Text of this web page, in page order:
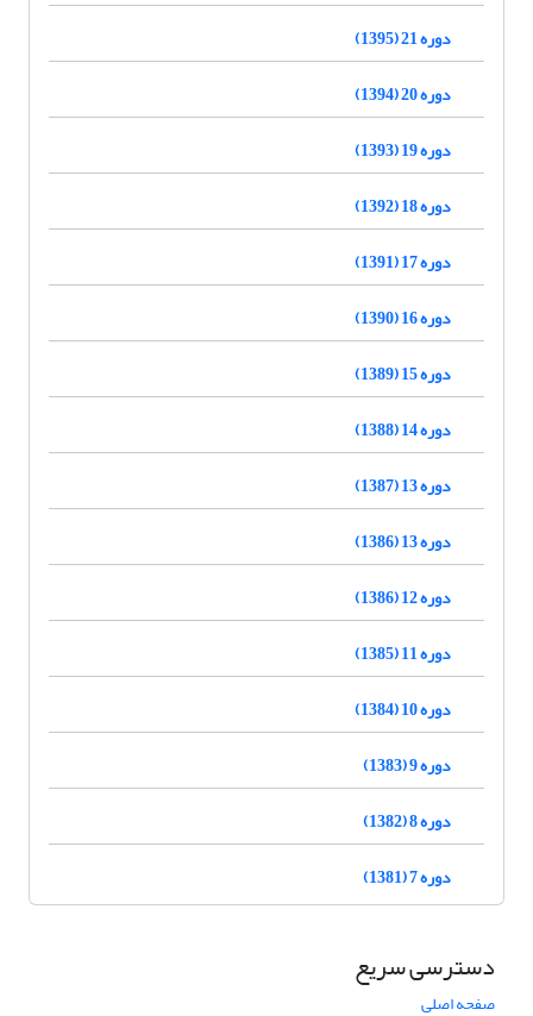
دوره 21 (1395)
دوره 20 (1394)
دوره 19 (1393)
دوره 18 (1392)
دوره 17 (1391)
دوره 16 (1390)
دوره 15 (1389)
دوره 14 (1388)
دوره 13 (1387)
دوره 13 (1386)
دوره 12 (1386)
دوره 11 (1385)
دوره 10 (1384)
دوره 9 (1383)
دوره 8 (1382)
دوره 7 (1381)
دسترسی سریع
صفحه اصلی